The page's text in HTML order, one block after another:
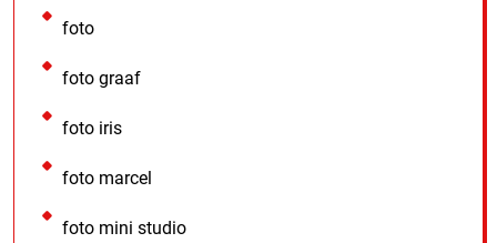
foto
foto graaf
foto iris
foto marcel
foto mini studio